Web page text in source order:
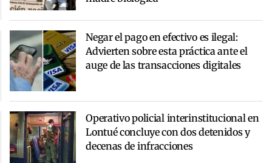
Negar el pago en efectivo es ilegal:
Advierten sobre esta práctica ante el
auge de las transacciones digitales
Operativo policial interinstitucional en
Lontué concluye con dos detenidos y
decenas de infracciones